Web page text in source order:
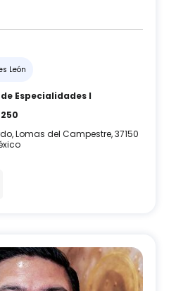
León
Especialidades I
250
Lomas del Campestre, 37150